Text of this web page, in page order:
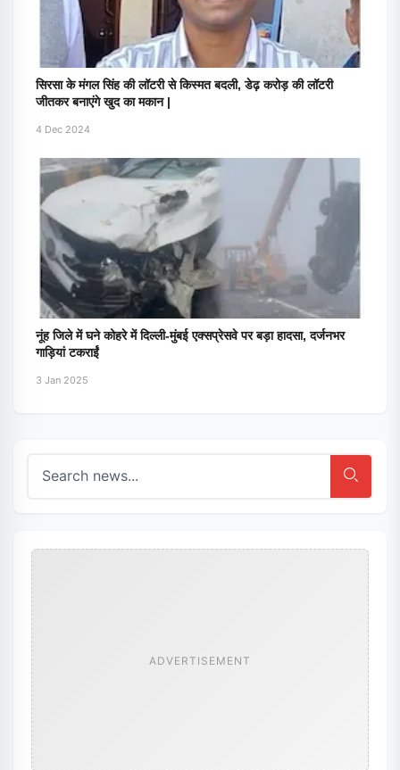
सिरसा के मंगल सिंह की लॉटरी से किस्मत बदली, डेढ़ करोड़ की लॉटरी
जीतकर बनाएंगे खुद का मकान |
4 Dec 2024
नूंह जिले में घने कोहरे में दिल्ली-मुंबई एक्सप्रेसवे पर बड़ा हादसा, दर्जनभर
गाड़ियां टकराईं
3 Jan 2025
ADVERTISEMENT